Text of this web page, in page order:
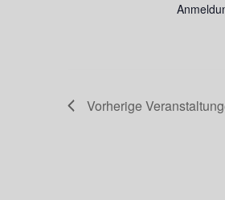
Vorherige